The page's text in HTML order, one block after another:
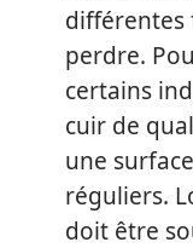
différentes
perdre.
certains
cuir de
une
réguliers.
doit être